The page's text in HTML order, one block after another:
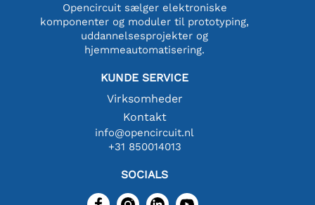
Opencircuit sælger elektroniske
komponenter og moduler til prototyping,
uddannelsesprojekter og
hjemmeautomatisering.
KUNDE SERVICE
Virksomheder
Kontakt
info@opencircuit.nl
+31 850014013
SOCIALS